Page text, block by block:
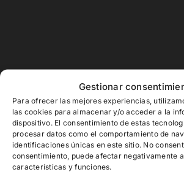
Gestionar
Para ofrecer las mejores experiencias,
las cookies para almacenar y/o acceder a la
dispositivo. El consentimiento de estas
procesar datos como el comportamiento de
identificaciones únicas en este sitio. No
consentimiento, puede afectar negativamente
características y funciones.